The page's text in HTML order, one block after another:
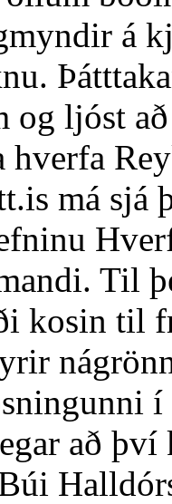
á
og ljóst
hverfa
má sjá
Til
kosin til
að